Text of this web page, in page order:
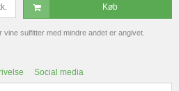
Køb
sulfitter med mindre andet er angivet.
Social media